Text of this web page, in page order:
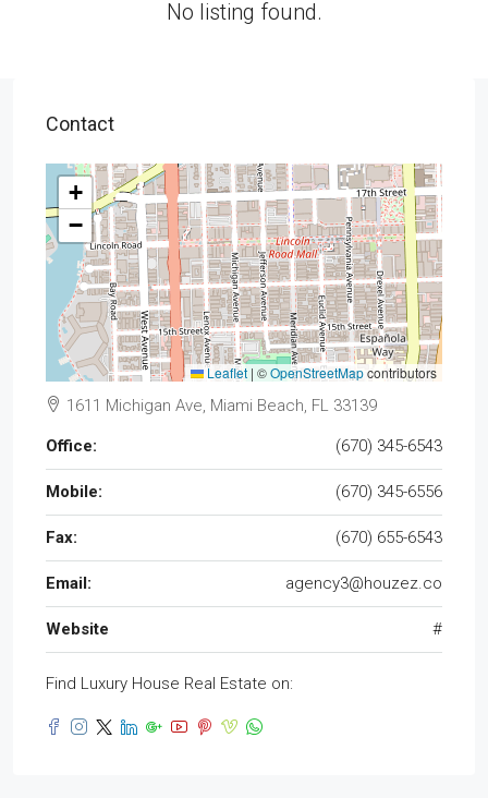
No listing found.
Contact
+
−
Leaflet | ©OpenStreetMapcontributors
1611 Michigan Ave, Miami Beach, FL 33139
Office: (670) 345-6543
Mobile: (670) 345-6556
Fax: (670) 655-6543
Email: agency3@houzez.co
Website #
Find Luxury House Real Estate on: